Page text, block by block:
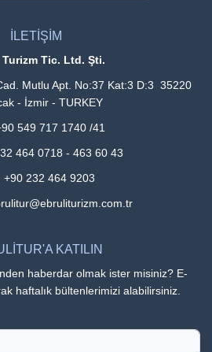
İLETİŞİM
Tic. Ltd. Şti.
Mutlu Apt. No:37 Kat:3 D:3 35220
- İzmir - TURKEY
549 717 1740 /41
464 0718 - 463 60 43
+90 232 464 9203
KATILIN
haberdar olmak ister misiniz? E-
haftalık bültenlerimizi alabilirsiniz.